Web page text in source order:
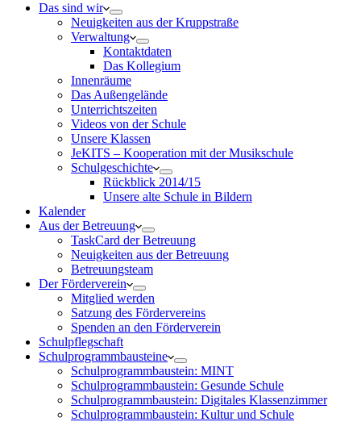
Das sind wir
Neuigkeiten aus der Kruppstraße
Verwaltung
Kontaktdaten
Das Kollegium
Innenräume
Das Außengelände
Unterrichtszeiten
Videos von der Schule
Unsere Klassen
JeKITS – Kooperation mit der Musikschule
Schulgeschichte
Rückblick 2014/15
Unsere alte Schule in Bildern
Kalender
Aus der Betreuung
TaskCard der Betreuung
Neuigkeiten aus der Betreuung
Betreuungsteam
Der Förderverein
Mitglied werden
Satzung des Fördervereins
Spenden an den Förderverein
Schulpflegschaft
Schulprogrammbausteine
Schulprogrammbaustein: MINT
Schulprogrammbaustein: Gesunde Schule
Schulprogrammbaustein: Digitales Klassenzimmer
Schulprogrammbaustein: Kultur und Schule